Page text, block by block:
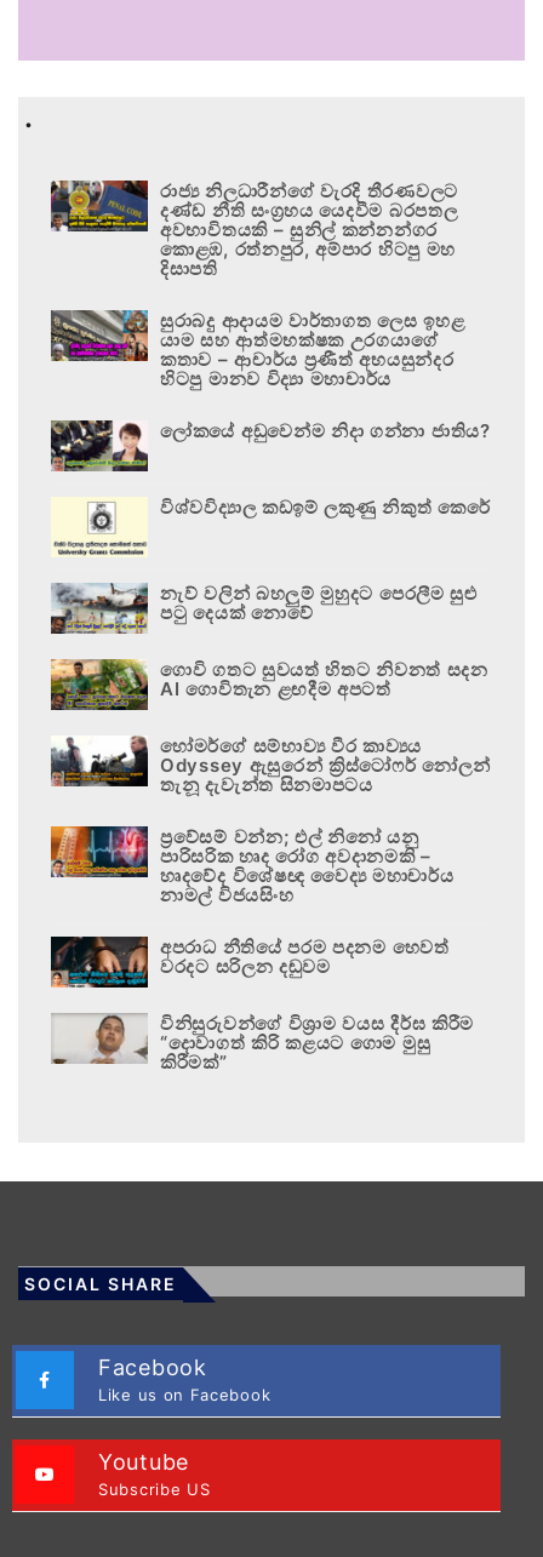
.
රාජ්‍ය නිලධාරීන්ගේ වැරදි තීරණවලට
දණ්ඩ නීති සංග්‍රහය යෙදවීම බරපතල
අවභාවිතයකි – සුනිල් කන්නන්ගර
කොළඹ, රත්නපුර, අම්පාර හිටපු මහ
දිසාපති
සුරාබදු ආදායම වාර්තාගත ලෙස ඉහළ
යාම සහ ආත්මභක්ෂක උරගයාගේ
කතාව – ආචාර්ය ප්‍රණීත් අභයසුන්දර
හිටපු මානව විද්‍යා මහාචාර්ය
ලෝකයේ අඩුවෙන්ම නිදා ගන්නා ජාතිය?
විශ්වවිද්‍යාල කඩඉම් ලකුණු නිකුත් කෙරේ
නැව් වලින් බහලුම් මුහුදට පෙරලීම සුළු
පටු දෙයක් නොවේ
ගොවි ගතට සුවයත් හිතට නිවනත් සදන
AI ගොවිතැන ළඟදීම අපටත්
හෝමර්ගේ සම්භාව්‍ය වීර කාව්‍යය
Odyssey ඇසුරෙන් ක්‍රිස්ටෝෆර් නෝලන්
තැනූ දැවැන්ත සිනමාපටය
ප්‍රවේසම් වන්න; එල් නිනෝ යනු
පාරිසරික හෘද රෝග අවදානමකි –
හෘදවේද විශේෂඥ වෛද්‍ය මහාචාර්ය
නාමල් විජයසිංහ
අපරාධ නීතියේ පරම පදනම හෙවත්
වරදට සරිලන දඬුවම
විනිසුරුවන්ගේ විශ්‍රාම වයස දීර්ඝ කිරීම
“දොවාගත් කිරි කළයට ගොම මුසු
කිරීමක්”
SOCIAL SHARE
Facebook
Like us on Facebook
Youtube
Subscribe US